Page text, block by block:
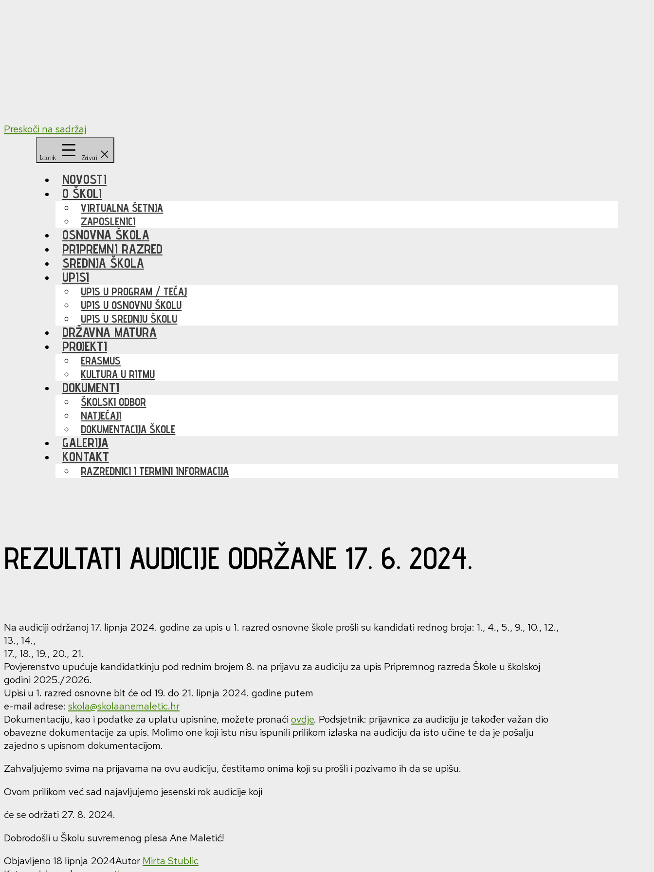
Preskoči na sadržaj
Izbornik Zatvori
NOVOSTI
O ŠKOLI
VIRTUALNA ŠETNJA
ZAPOSLENICI
OSNOVNA ŠKOLA
PRIPREMNI RAZRED
SREDNJA ŠKOLA
UPISI
UPIS U PROGRAM / TEČAJ
UPIS U OSNOVNU ŠKOLU
UPIS U SREDNJU ŠKOLU
DRŽAVNA MATURA
PROJEKTI
ERASMUS
KULTURA U RITMU
DOKUMENTI
ŠKOLSKI ODBOR
NATJEČAJI
DOKUMENTACIJA ŠKOLE
GALERIJA
KONTAKT
RAZREDNICI I TERMINI INFORMACIJA
REZULTATI AUDICIJE ODRŽANE 17. 6. 2024.
Na audiciji održanoj 17. lipnja 2024. godine za upis u 1. razred osnovne škole prošli su kandidati rednog broja: 1., 4., 5., 9., 10., 12.,
13., 14.,
17., 18., 19., 20., 21.
Povjerenstvo upućuje kandidatkinju pod rednim brojem 8. na prijavu za audiciju za upis Pripremnog razreda Škole u školskoj
godini 2025./2026.
Upisi u 1. razred osnovne bit će od 19. do 21. lipnja 2024. godine putem
e-mail adrese: skola@skolaanemaletic.hr
Dokumentaciju, kao i podatke za uplatu upisnine, možete pronaćiovdje. Podsjetnik: prijavnica za audiciju je također važan dio
obavezne dokumentacije za upis. Molimo one koji istu nisu ispunili prilikom izlaska na audiciju da isto učine te da je pošalju
zajedno s upisnom dokumentacijom.
Zahvaljujemo svima na prijavama na ovu audiciju, čestitamo onima koji su prošli i pozivamo ih da se upišu.
Ovom prilikom već sad najavljujemo jesenski rok audicije koji
će se održati 27. 8. 2024.
Dobrodošli u Školu suvremenog plesa Ane Maletić!
Objavljeno 18 lipnja 2024Autor Mirta Stublic